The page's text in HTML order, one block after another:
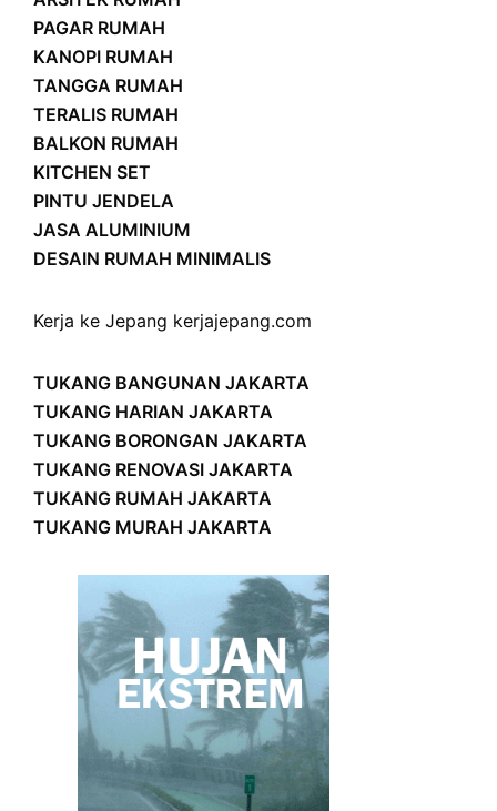
PAGAR RUMAH
KANOPI RUMAH
TANGGA RUMAH
TERALIS RUMAH
BALKON RUMAH
KITCHEN SET
PINTU JENDELA
JASA ALUMINIUM
DESAIN RUMAH MINIMALIS
Kerja ke Jepang kerjajepang.com
TUKANG BANGUNAN JAKARTA
TUKANG HARIAN JAKARTA
TUKANG BORONGAN JAKARTA
TUKANG RENOVASI JAKARTA
TUKANG RUMAH JAKARTA
TUKANG MURAH JAKARTA